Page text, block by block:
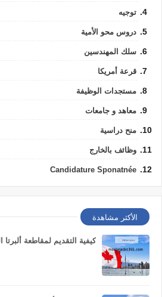
توجيه
دروس محو الأمية
سلك المهندسين
قرعة أمريكا
مستجدات الوظيفة
معاهد و جامعات
منح دراسية
وظائف بالخارج
Candidature Sponatnée
الأكثر مشاهدة
كيفية التقديم لمقاطعة ألبرتا